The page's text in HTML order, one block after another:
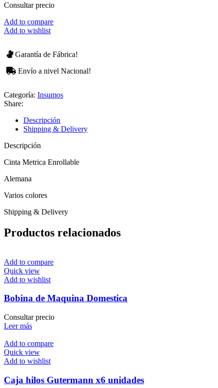
Consultar precio
Add to compare
Add to wishlist
Garantía de Fábrica!
Envío a nivel Nacional!
Categoría: Insumos
Share:
Descripción
Shipping & Delivery
Descripción
Cinta Metrica Enrollable
Alemana
Varios colores
Shipping & Delivery
Productos relacionados
Add to compare
Quick view
Add to wishlist
Bobina de Maquina Domestica
Consultar precio
Leer más
Add to compare
Quick view
Add to wishlist
Caja hilos Gutermann x6 unidades